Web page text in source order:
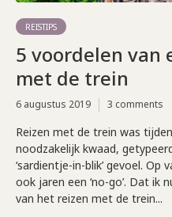
REISTIPS
5 voordelen van
met de trein
6 augustus 2019 3 comments
Reizen met de trein was
noodzakelijk kwaad,
‘sardientje-in-blik’ gevoel.
ook jaren een ‘no-go’. Dat ik
van het reizen met de trein...